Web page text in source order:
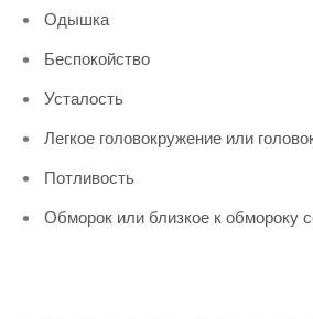
Одышка
Беспокойство
Усталость
Легкое головокружение или
Потливость
Обморок или близкое к обмороку